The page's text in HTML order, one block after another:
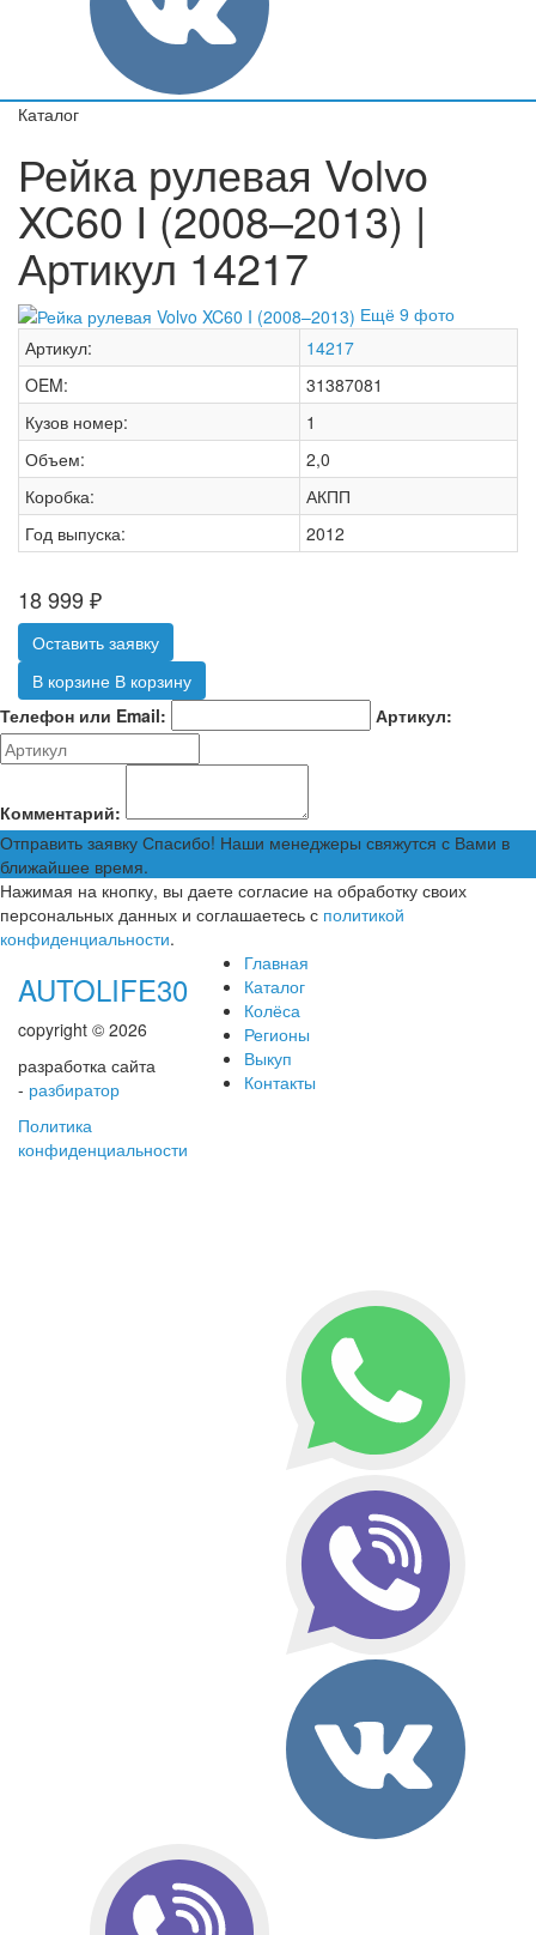
Каталог
Рейка рулевая Volvo
XC60 I (2008–2013) |
Артикул 14217
Ещё 9 фото
Артикул:
14217
OEM:
31387081
Кузов номер:
1
Объем:
2,0
Коробка:
АКПП
Год выпуска:
2012
18 999 ₽
Оставить заявку
В корзине В корзину
Телефон или Email:
Артикул:
Комментарий:
Отправить заявку Спасибо! Наши менеджеры свяжутся с Вами в
ближайшее время.
Нажимая на кнопку, вы даете согласие на обработку своих
персональных данных и соглашаетесь с политикой
конфиденциальности.
AUTOLIFE30
copyright © 2026
разработка сайта
- разбиратор
Политика
конфиденциальности
Главная
Каталог
Колёса
Регионы
Выкуп
Контакты